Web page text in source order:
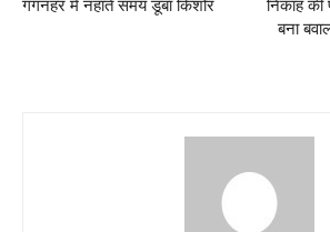
गंगनहर में नहाते समय डूबा किशोर
निकाह की
बना